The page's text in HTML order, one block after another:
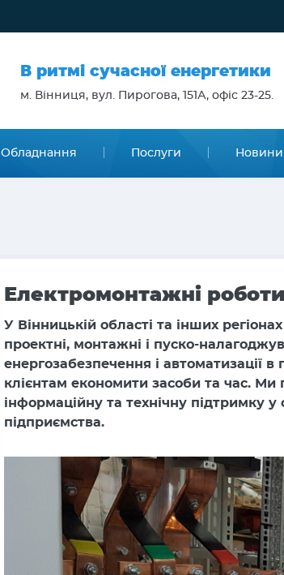
В ритмі сучасної енергетики
м. Вінниця, вул. Пирогова, 151А, офіс 23-25.
Обладнання Послуги Новини
Електромонтажні роботи
У Вінницькій області та інших
проектні, монтажні і пуско-
енергозабезпечення і автоматизації
клієнтам економити засоби та час. Ми
інформаційну та технічну підтримку у
підприємства.